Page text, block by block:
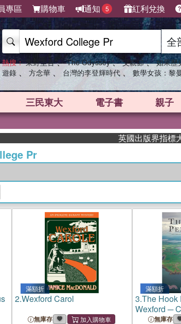
專區 購物車 通知 5 紅利兌換
熱搜： 東野圭吾 、 The Odyssey 、 父親節 、 如果歷
遊錄 、 方念華 、 台灣的李登輝時代 、 數學女孩：黎
三民東大 電子書 親子
英國出版界指標大獎肯定
Pr
滿額折
2.Wexford Carol
無庫存
滿額折
3.The Hook
Wexford ─
無庫存